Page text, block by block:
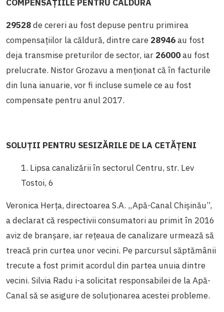
COMPENSAȚIILE PENTRU CĂLDURĂ
29528de cereri au fost depuse pentru primirea
compensațiilor la căldură, dintre care 28946au fost
deja transmise preturilor de sector, iar 26000au fost
prelucrate. Nistor Grozavu a menționat că în facturile
din luna ianuarie, vor fi incluse sumele ce au fost
compensate pentru anul 2017.
SOLUȚII PENTRU SESIZĂRILE DE LA CETĂȚENI
1. Lipsa canalizării în sectorul Centru, str. Lev
Tostoi, 6
Veronica Herţa, directoarea S.A. „Apă-Canal Chișinău”,
a declarat că respectivii consumatori au primit în 2016
aviz de branșare, iar rețeaua de canalizare urmează să
treacă prin curtea unor vecini. Pe parcursul săptămânii
trecute a fost primit acordul din partea unuia dintre
vecini. Silvia Radu i-a solicitat responsabilei de la Apă-
Canal să se asigure de soluționarea acestei probleme.